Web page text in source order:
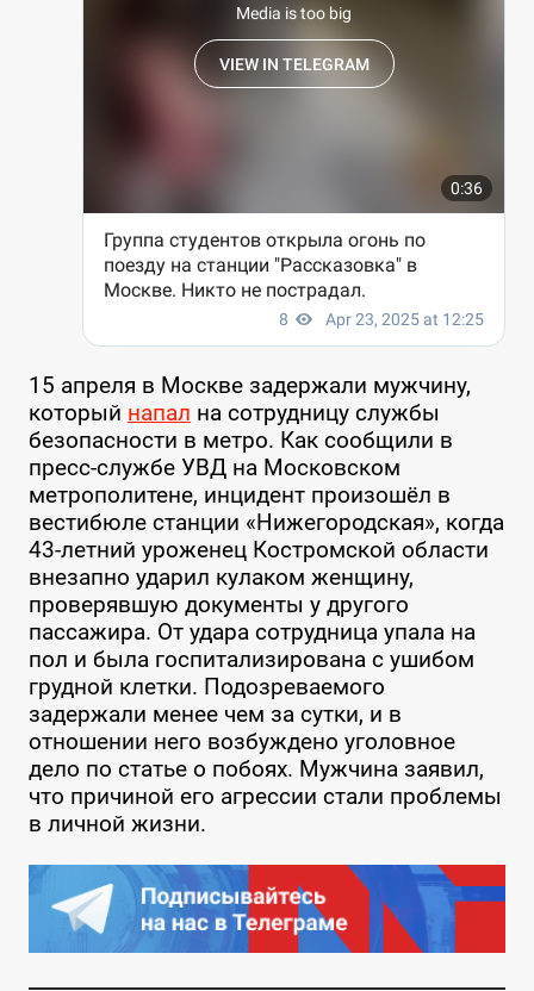
15 апреля в Москве задержали мужчину,
который напал на сотрудницу службы
безопасности в метро. Как сообщили в
пресс-службе УВД на Московском
метрополитене, инцидент произошёл в
вестибюле станции «Нижегородская», когда
43-летний уроженец Костромской области
внезапно ударил кулаком женщину,
проверявшую документы у другого
пассажира. От удара сотрудница упала на
пол и была госпитализирована с ушибом
грудной клетки. Подозреваемого
задержали менее чем за сутки, и в
отношении него возбуждено уголовное
дело по статье о побоях. Мужчина заявил,
что причиной его агрессии стали проблемы
в личной жизни.